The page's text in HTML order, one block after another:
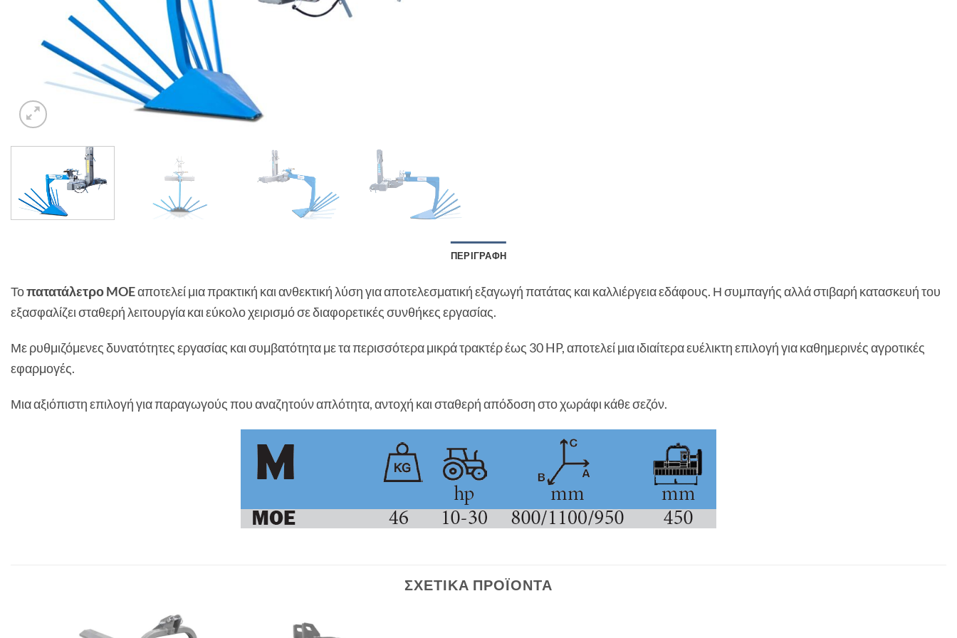
ΠΕΡΙΓΡΑΦΉ
Τοπατατάλετρο MOEαποτελεί μια πρακτική και ανθεκτική λύση για αποτελεσματική εξαγωγή πατάτας και καλλιέργεια εδάφους. Η συμπαγής αλλά στιβαρή κατασκευή του
εξασφαλίζει σταθερή λειτουργία και εύκολο χειρισμό σε διαφορετικές συνθήκες εργασίας.
Με ρυθμιζόμενες δυνατότητες εργασίας και συμβατότητα με τα περισσότερα μικρά τρακτέρ έως 30 HP, αποτελεί μια ιδιαίτερα ευέλικτη επιλογή για καθημερινές αγροτικές
εφαρμογές.
Μια αξιόπιστη επιλογή για παραγωγούς που αναζητούν απλότητα, αντοχή και σταθερή απόδοση στο χωράφι κάθε σεζόν.
ΣΧΕΤΙΚΆ ΠΡΟΪΌΝΤΑ